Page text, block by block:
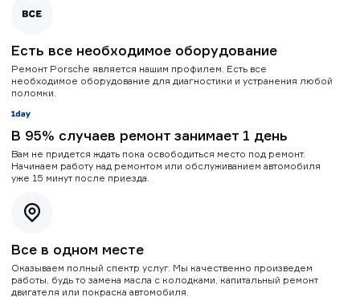
Есть все необходимое оборудование
Ремонт Porsche является нашим профилем. Есть все
необходимое оборудование для диагностики и устранения любой
поломки.
В 95% случаев ремонт занимает 1 день
Вам не придется ждать пока освободиться место под ремонт.
Начинаем работу над ремонтом или обслуживанием автомобиля
уже 15 минут после приезда.
Все в одном месте
Оказываем полный спектр услуг. Мы качественно произведем
работы, будь то замена масла с колодками, капитальный ремонт
двигателя или покраска автомобиля.